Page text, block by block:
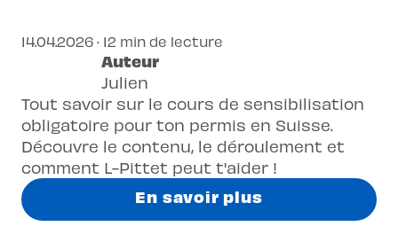
Tout savoir sur le cours de sensibilisation
obligatoire pour ton permis en Suisse.
Découvre le contenu, le déroulement et
comment L-Pittet peut t'aider !
En savoir plus
14.04.2026 · 12 min de lecture
Auteur
Julien